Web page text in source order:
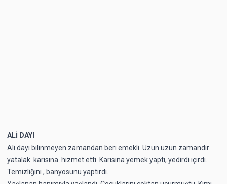
ALİ DAYI
Ali dayı bilinmeyen zamandan beri emekli. Uzun uzun zamandır
yatalak karısına hizmet etti. Karısına yemek yaptı, yedirdi içirdi.
Temizliğini , banyosunu yaptırdı.